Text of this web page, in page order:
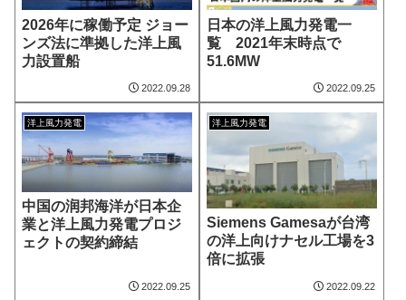
2026年に稼働予定 ジョー
ンズ法に準拠した洋上風
力設置船
2022.09.28
日本の洋上風力発電一
覧 2021年末時点で
51.6MW
2022.09.25
洋上風力発電
中国の润邦海洋が日本企
業と洋上風力発電プロジ
ェクトの契約締結
2022.09.25
洋上風力発電
Siemens Gamesaが台湾
の洋上向けナセル工場を3
倍に拡張
2022.09.22